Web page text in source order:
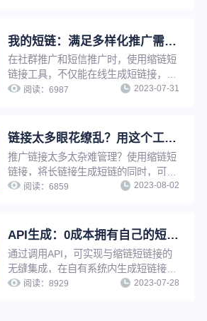
我的短链：满足多样化推广需求，实现短链接在线管理，方便快捷
在社群推广和短信推广时，使用缩链短
链接工具，不仅能在线生成短链接，还
能给短链接设置有效期、设置访问密
实现推广短链在线管理，提升工作效
率。
阅读：6987 2023-07-31
链接太多眼花缭乱？用这个工具，一键快速查找
推广链接太多太杂难管理？使用缩链短
链接，将长链接生成短链的同时，可以
为短链接进行命名，通过名称搜索，推
阅读：6859 2023-08-02
API生成：0成本拥有自己的短链工具，批量生成更高效！
通过调用API，可实现与缩链短链接的
无缝集成，在自有系统内生成短链接。
适用于有技术能力且需要生成大量短链
阅读：8929 2023-07-28